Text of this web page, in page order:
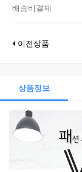
배송비결제
이전상품
상품정보